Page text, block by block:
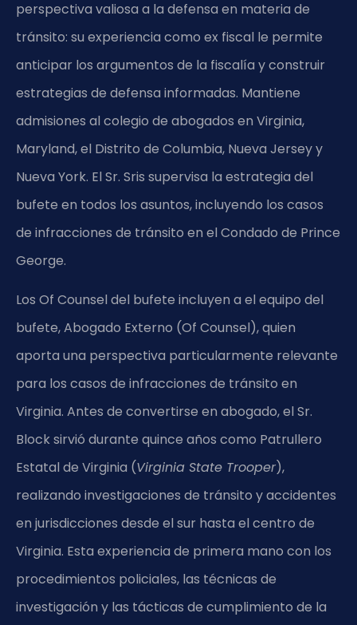
perspectiva valiosa a la defensa en materia de
tránsito: su experiencia como ex fiscal le permite
anticipar los argumentos de la fiscalía y construir
estrategias de defensa informadas. Mantiene
admisiones al colegio de abogados en Virginia,
Maryland, el Distrito de Columbia, Nueva Jersey y
Nueva York. El Sr. Sris supervisa la estrategia del
bufete en todos los asuntos, incluyendo los casos
de infracciones de tránsito en el Condado de Prince
George.
Los Of Counsel del bufete incluyen a el equipo del
bufete, Abogado Externo (Of Counsel), quien
aporta una perspectiva particularmente relevante
para los casos de infracciones de tránsito en
Virginia. Antes de convertirse en abogado, el Sr.
Block sirvió durante quince años como Patrullero
Estatal de Virginia (Virginia State Trooper),
realizando investigaciones de tránsito y accidentes
en jurisdicciones desde el sur hasta el centro de
Virginia. Esta experiencia de primera mano con los
procedimientos policiales, las técnicas de
investigación y las tácticas de cumplimiento de la